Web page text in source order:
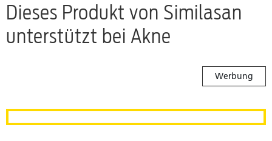
Dieses Produkt von Similasan
unterstützt bei Akne
Werbung
Similasan Akne Spray